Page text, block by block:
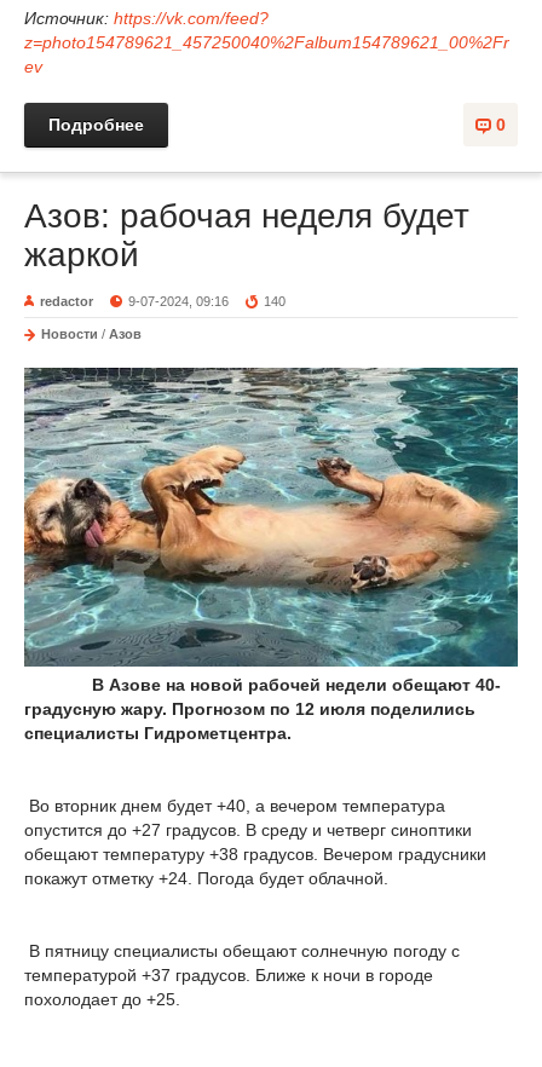
Источник: https://vk.com/feed?
z=photo154789621_457250040%2Falbum154789621_00%2Fr
ev
0
Подробнее
Азов: рабочая неделя будет
жаркой
redactor 9-07-2024, 09:16 140
Новости / Азов
В Азове на новой рабочей недели обещают 40-
градусную жару. Прогнозом по 12 июля поделились
специалисты Гидрометцентра.
Во вторник днем будет +40, а вечером температура
опустится до +27 градусов. В среду и четверг синоптики
обещают температуру +38 градусов. Вечером градусники
покажут отметку +24. Погода будет облачной.
В пятницу специалисты обещают солнечную погоду с
температурой +37 градусов. Ближе к ночи в городе
похолодает до +25.